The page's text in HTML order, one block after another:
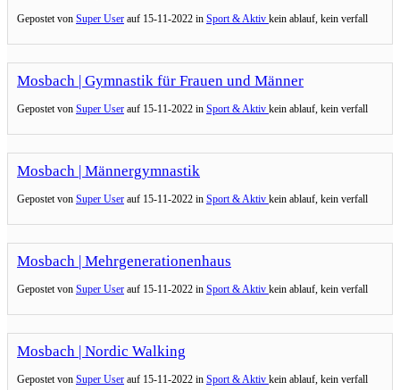
Gepostet von Super User auf 15-11-2022 in Sport & Aktiv kein ablauf, kein verfall
Mosbach | Gymnastik für Frauen und Männer
Gepostet von Super User auf 15-11-2022 in Sport & Aktiv kein ablauf, kein verfall
Mosbach | Männergymnastik
Gepostet von Super User auf 15-11-2022 in Sport & Aktiv kein ablauf, kein verfall
Mosbach | Mehrgenerationenhaus
Gepostet von Super User auf 15-11-2022 in Sport & Aktiv kein ablauf, kein verfall
Mosbach | Nordic Walking
Gepostet von Super User auf 15-11-2022 in Sport & Aktiv kein ablauf, kein verfall